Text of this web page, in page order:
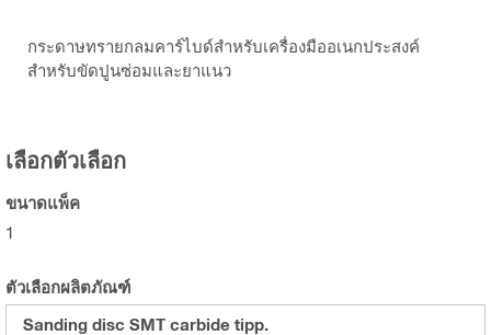
กระดาษทรายกลมคาร์ไบด์สำหรับเครื่องมืออเนกประสงค์
สำหรับขัดปูนซ่อมและยาแนว
เลือกตัวเลือก
ขนาดแพ็ค
1
ตัวเลือกผลิตภัณฑ์
Sanding disc SMT carbide tipp.